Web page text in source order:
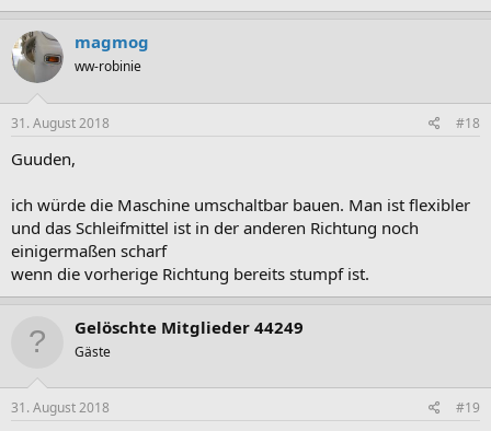
magmog
ww-robinie
31. August 2018 #18
Guuden,
ich würde die Maschine umschaltbar bauen. Man ist flexibler
und das Schleifmittel ist in der anderen Richtung noch
einigermaßen scharf
wenn die vorherige Richtung bereits stumpf ist.
Gelöschte Mitglieder 44249
Gäste
31. August 2018 #19